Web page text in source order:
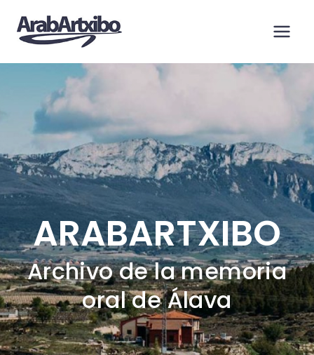
contenido
ARABARTXIBO
Archivo de la memoria
oral de Álava